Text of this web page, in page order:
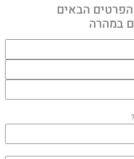
הבאים
במהרה